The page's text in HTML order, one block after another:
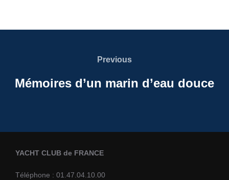
Previous
Previous
Mémoires d’un marin d’eau douce
YACHT CLUB de FRANCE
Téléphone : 01.47.04.10.00